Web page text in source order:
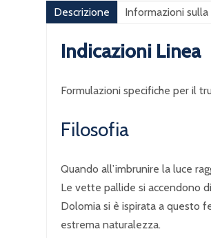
Descrizione Informazioni
Indicazioni Linea
Formulazioni specifiche per il
Filosofia
Quando all’imbrunire la luce
Le vette pallide si accendono
Dolomia si è ispirata a questo
estrema naturalezza.